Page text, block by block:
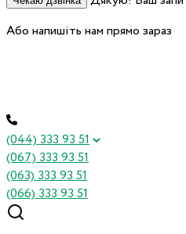
Або напишіть нам прямо зараз
(044) 333 93 51
(067) 333 93 51
(063) 333 93 51
(066) 333 93 51